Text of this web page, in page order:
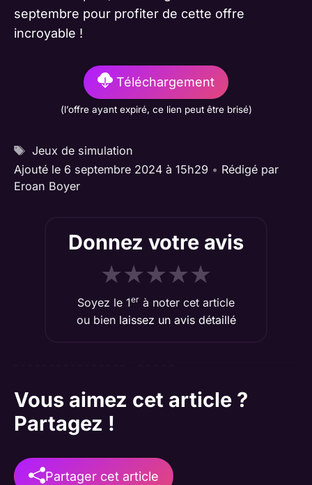
septembre pour profiter de cette offre
incroyable !
Téléchargement
(l’offre ayant expiré, ce lien peut être brisé)
Étiquettes
Jeux de simulation
Ajouté le 6 septembre 2024 à 15h29 • Rédigé par
Eroan Boyer
Donnez votre avis
★★★★★
Soyez le 1er à noter cet article
ou bien laissez un avis détaillé
Vous aimez cet article ?
Partagez !
Partager cet article